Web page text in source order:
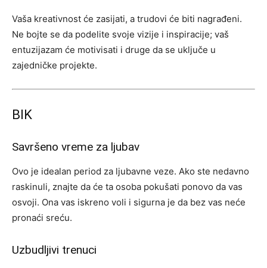
Vaša kreativnost će zasijati, a trudovi će biti nagrađeni.
Ne bojte se da podelite svoje vizije i inspiracije; vaš
entuzijazam će motivisati i druge da se uključe u
zajedničke projekte.
BIK
Savršeno vreme za ljubav
Ovo je idealan period za ljubavne veze. Ako ste nedavno
raskinuli, znajte da će ta osoba pokušati ponovo da vas
osvoji. Ona vas iskreno voli i sigurna je da bez vas neće
pronaći sreću.
Uzbudljivi trenuci